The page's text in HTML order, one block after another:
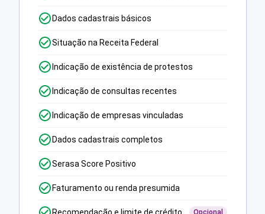
Dados cadastrais básicos
Situação na Receita Federal
Indicação de existência de protestos
Indicação de consultas recentes
Indicação de empresas vinculadas
Dados cadastrais completos
Serasa Score Positivo
Faturamento ou renda presumida
Opcional